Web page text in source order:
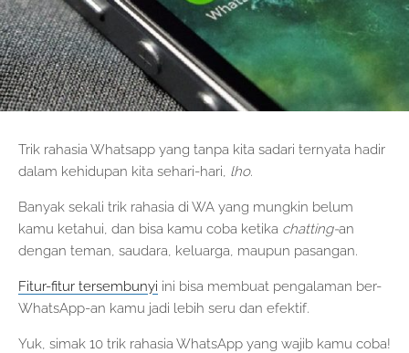
Trik rahasia Whatsapp yang tanpa kita sadari ternyata hadir
dalam kehidupan kita sehari-hari, lho.
Banyak sekali trik rahasia di WA yang mungkin belum
kamu ketahui, dan bisa kamu coba ketika chatting-an
dengan teman, saudara, keluarga, maupun pasangan.
Fitur-fitur tersembunyi ini bisa membuat pengalaman ber-
WhatsApp-an kamu jadi lebih seru dan efektif.
Yuk, simak 10 trik rahasia WhatsApp yang wajib kamu coba!